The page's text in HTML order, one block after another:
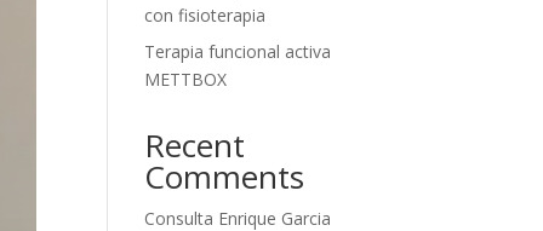
con fisioterapia
Terapia funcional activa
METTBOX
Recent
Comments
Consulta Enrique Garcia